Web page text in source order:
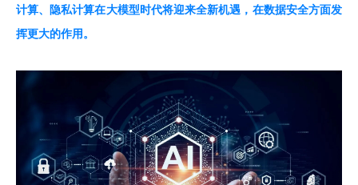
计算、隐私计算在大模型时代将迎来全新机遇，在数据安全方面发
挥更大的作用。